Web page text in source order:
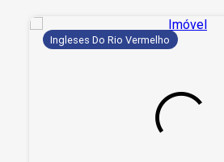
Ingleses Do Rio Vermelho